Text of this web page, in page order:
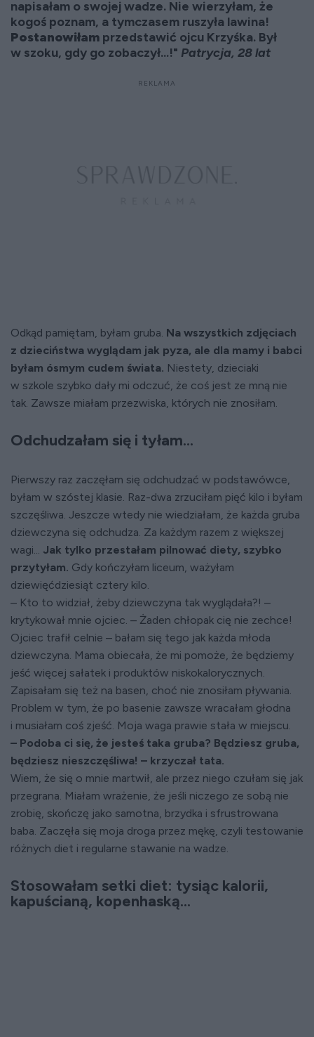
napisałam o swojej wadze. Nie wierzyłam, że
kogoś poznam, a tymczasem ruszyła lawina!
Postanowiłam przedstawić ojcu Krzyśka. Był
w szoku, gdy go zobaczył...!" Patrycja, 28 lat
Odkąd pamiętam, byłam gruba. Na wszystkich zdjęciach
z dzieciństwa wyglądam jak pyza, ale dla mamy i babci
byłam ósmym cudem świata. Niestety, dzieciaki
w szkole szybko dały mi odczuć, że coś jest ze mną nie
tak. Zawsze miałam przezwiska, których nie znosiłam.
Odchudzałam się i tyłam...
Pierwszy raz zaczęłam się odchudzać w podstawówce,
byłam w szóstej klasie. Raz-dwa zrzuciłam pięć kilo i byłam
szczęśliwa. Jeszcze wtedy nie wiedziałam, że każda gruba
dziewczyna się odchudza. Za każdym razem z większej
wagi... Jak tylko przestałam pilnować diety, szybko
przytyłam. Gdy kończyłam liceum, ważyłam
dziewięćdziesiąt cztery kilo.
– Kto to widział, żeby dziewczyna tak wyglądała?! –
krytykował mnie ojciec. – Żaden chłopak cię nie zechce!
Ojciec trafił celnie – bałam się tego jak każda młoda
dziewczyna. Mama obiecała, że mi pomoże, że będziemy
jeść więcej sałatek i produktów niskokalorycznych.
Zapisałam się też na basen, choć nie znosiłam pływania.
Problem w tym, że po basenie zawsze wracałam głodna
i musiałam coś zjeść. Moja waga prawie stała w miejscu.
– Podoba ci się, że jesteś taka gruba? Będziesz gruba,
będziesz nieszczęśliwa! – krzyczał tata.
Wiem, że się o mnie martwił, ale przez niego czułam się jak
przegrana. Miałam wrażenie, że jeśli niczego ze sobą nie
zrobię, skończę jako samotna, brzydka i sfrustrowana
baba. Zaczęła się moja droga przez mękę, czyli testowanie
różnych diet i regularne stawanie na wadze.
Stosowałam setki diet: tysiąc kalorii,
kapuścianą, kopenhaską...